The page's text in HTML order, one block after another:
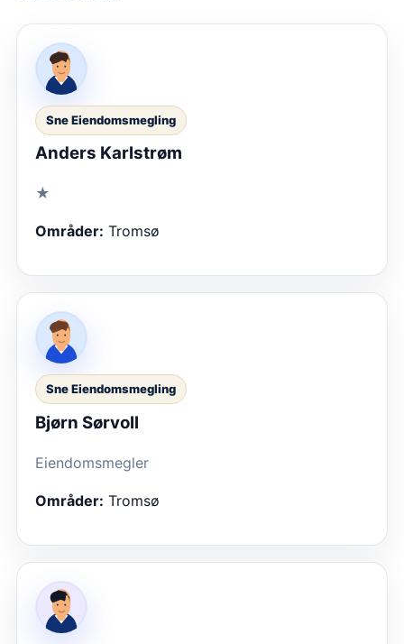
Sne Eiendomsmegling
Anders Karlstrøm
★
Områder: Tromsø
Sne Eiendomsmegling
Bjørn Sørvoll
Eiendomsmegler
Områder: Tromsø